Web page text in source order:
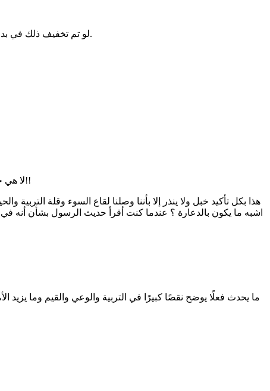
لو تم تخفيف ذلك في بداية الزواج فاحتفظنا بالعقد الشرعي واحتفظنا بأساس الزواج وحرية الانفصال، لن نحتاج وقتها لكلمة مساكنة، بل سنأخذ فوائدها وننبذ سيئاتها.
لا هي حرية شخصية من حق كل مواطن تجربة شهر يطمئن بها على كل شئ فليس الزواج بأمر بسيط ولابد أن نضمن نجاحه بتجربة قبل عقد القران!!
هذا بكل تأكيد خبل ولا ينذر إلا بأننا وصلنا لقاع السوء وقلة
اشبه ما يكون بالدعارة ؟ عندما كنت أقرأ حديث الرسول بشأن أنه
ما يحدث فعلًا يوضح نقصًا كبيرًا في التربية والوعي والقيم وما يزيد